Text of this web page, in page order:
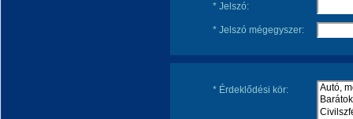
* Jelszó:
* Jelszó mégegyszer:
* Érdeklődési kör: